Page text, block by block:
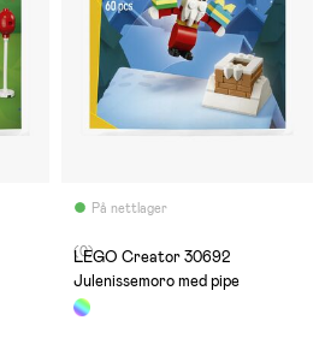
På nettlager
(0)
LEGO Creator 30692
Julenissemoro med pipe